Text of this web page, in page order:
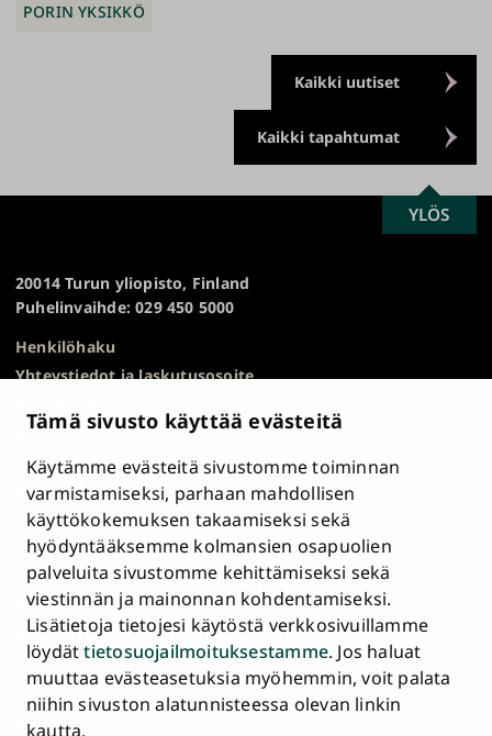
Tämä sivusto käyttää evästeitä
Käytämme evästeitä sivustomme toiminnan
varmistamiseksi, parhaan mahdollisen
käyttökokemuksen takaamiseksi sekä
hyödyntääksemme kolmansien osapuolien
palveluita sivustomme kehittämiseksi sekä
viestinnän ja mainonnan kohdentamiseksi.
Lisätietoja tietojesi käytöstä verkkosivuillamme
löydättietosuojailmoituksestamme. Jos haluat
muuttaa evästeasetuksia myöhemmin, voit palata
niihin sivuston alatunnisteessa olevan linkin
kautta.
PORIN YKSIKKÖ
Kaikki uutiset
Kaikki tapahtumat
20014 Turun yliopisto, Finland
Puhelinvaihde: 029 450 5000
Henkilöhaku
Yhteystiedot ja laskutusosoite
HR Excellence in Research
Tietosuojailmoitus
Asiakirjajulkisuuskuvaus ja tietopyynnöt
Väärinkäytösepäilyt
Saavutettavuusseloste
Palaute
Intranet ja sähköiset työkalut
Evästeasetukset
Päävalikko
ETUSIVU
Turun
yliopisto
Turun
yliopisto
TurunTurunTurunTurun
SCROLL
TO
YLÖS